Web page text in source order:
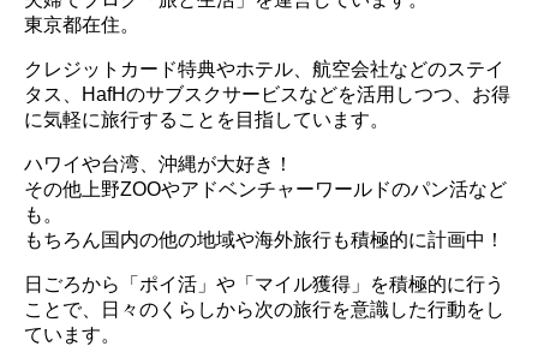
東京都在住。
クレジットカード特典やホテル、航空会社などのステイ
タス、HafHのサブスクサービスなどを活用しつつ、お得
に気軽に旅行することを目指しています。
ハワイや台湾、沖縄が大好き！
その他上野ZOOやアドベンチャーワールドのパン活など
も。
もちろん国内の他の地域や海外旅行も積極的に計画中！
日ごろから「ポイ活」や「マイル獲得」を積極的に行う
ことで、日々のくらしから次の旅行を意識した行動をし
ています。